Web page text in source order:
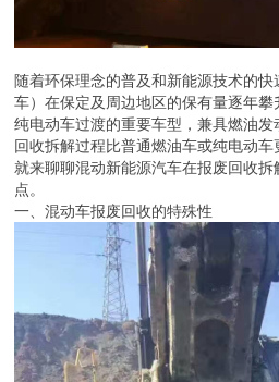
随着环保理念的普及和新能源技术的
车）在保定及周边地区的保有量逐年
纯电动车过渡的重要车型，兼具燃油
回收拆解过程比普通燃油车或纯电动
就来聊聊混动新能源汽车在报废回收
点。
一、混动车报废回收的特殊性